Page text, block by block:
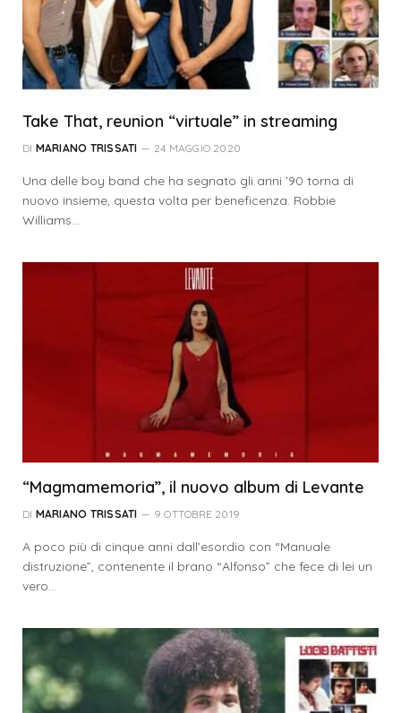
Take That, reunion “virtuale” in streaming
DI MARIANO TRISSATI 24 MAGGIO 2020
Una delle boy band che ha segnato gli anni ’90 torna di
nuovo insieme, questa volta per beneficenza. Robbie
Williams…
“Magmamemoria”, il nuovo album di Levante
DI MARIANO TRISSATI 9 OTTOBRE 2019
A poco più di cinque anni dall’esordio con “Manuale
distruzione”, contenente il brano “Alfonso” che fece di lei un
vero…